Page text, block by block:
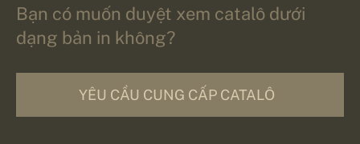
Bạn có muốn duyệt xem catalô dưới
dạng bản in không?
YÊU CẦU CUNG CẤP CATALÔ